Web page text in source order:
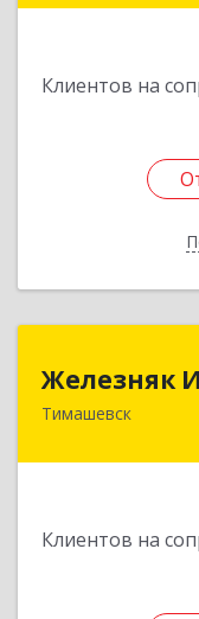
Клиентов на
Железняк
Тимашевск
Клиентов на
352700,